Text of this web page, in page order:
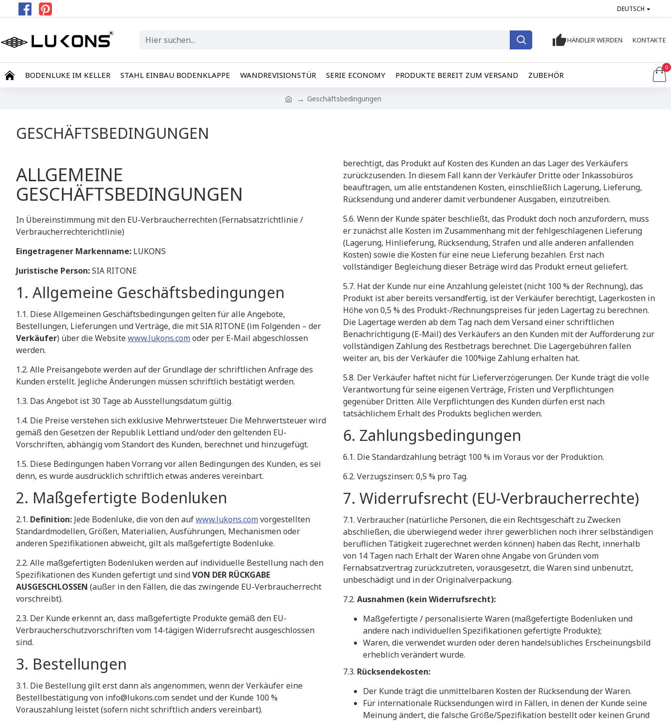
DEUTSCH
HÄNDLER WERDEN KONTAKTE
BODENLUKE IM KELLER STAHL EINBAU BODENKLAPPE WANDREVISIONSTÜR SERIE ECONOMY PRODUKTE BEREIT ZUM VERSAND ZUBEHÖR
0
Geschäftsbedingungen
GESCHÄFTSBEDINGUNGEN
​ALLGEMEINE
GESCHÄFTSBEDINGUNGEN
​In Übereinstimmung mit den EU-Verbraucherrechten (Fernabsatzrichtlinie /
Verbraucherrechterichtlinie)
Eingetragener Markenname: LUKONS
Juristische Person:SIA RITONE
​1. Allgemeine Geschäftsbedingungen
​1.1. Diese Allgemeinen Geschäftsbedingungen gelten für alle Angebote,
Bestellungen, Lieferungen und Verträge, die mit SIA RITONE (im Folgenden – der
Verkäufer) über die Websitewww.lukons.comoder per E-Mail abgeschlossen
werden.
​1.2. Alle Preisangebote werden auf der Grundlage der schriftlichen Anfrage des
Kunden erstellt. Jegliche Änderungen müssen schriftlich bestätigt werden.
​1.3. Das Angebot ist 30 Tage ab Ausstellungsdatum gültig.
​1.4. Die Preise verstehen sich exklusive Mehrwertsteuer. Die Mehrwertsteuer wird
gemäß den Gesetzen der Republik Lettland und/oder den geltenden EU-
Vorschriften, abhängig vom Standort des Kunden, berechnet und hinzugefügt.
​1.5. Diese Bedingungen haben Vorrang vor allen Bedingungen des Kunden, es sei
denn, es wurde ausdrücklich schriftlich etwas anderes vereinbart.
​2. Maßgefertigte Bodenluken
​2.1. Definition: Jede Bodenluke, die von den aufwww.lukons.comvorgestellten
Standardmodellen, Größen, Materialien, Ausführungen, Mechanismen oder
anderen Spezifikationen abweicht, gilt als maßgefertigte Bodenluke.
​2.2. Alle maßgefertigten Bodenluken werden auf individuelle Bestellung nach den
Spezifikationen des Kunden gefertigt und sindVON DER RÜCKGABE
AUSGESCHLOSSEN (außer in den Fällen, die das zwingende EU-Verbraucherrecht
vorschreibt).
​2.3. Der Kunde erkennt an, dass maßgefertigte Produkte gemäß den EU-
Verbraucherschutzvorschriften vom 14-tägigen Widerrufsrecht ausgeschlossen
sind.
​3. Bestellungen
​3.1. Die Bestellung gilt erst dann als angenommen, wenn der Verkäufer eine
Bestellbestätigung von info@lukons.com sendet und der Kunde 100 %
Vorauszahlung leistet (sofern nicht schriftlich anders vereinbart).
berechtigt, das Produkt auf Kosten des Kunden an das Lager des Verkäufers
zurückzusenden. In diesem Fall kann der Verkäufer Dritte oder Inkassobüros
beauftragen, um alle entstandenen Kosten, einschließlich Lagerung, Lieferung,
Rücksendung und anderer damit verbundener Ausgaben, einzutreiben.
​5.6. Wenn der Kunde später beschließt, das Produkt doch noch anzufordern, muss
er zunächst alle Kosten im Zusammenhang mit der fehlgeschlagenen Lieferung
(Lagerung, Hinlieferung, Rücksendung, Strafen und alle anderen anfallenden
Kosten) sowie die Kosten für eine neue Lieferung bezahlen. Erst nach
vollständiger Begleichung dieser Beträge wird das Produkt erneut geliefert.
​5.7. Hat der Kunde nur eine Anzahlung geleistet (nicht 100 % der Rechnung), das
Produkt ist aber bereits versandfertig, ist der Verkäufer berechtigt, Lagerkosten in
Höhe von 0,5 % des Produkt-/Rechnungspreises für jeden Lagertag zu berechnen.
Die Lagertage werden ab dem Tag nach dem Versand einer schriftlichen
Benachrichtigung (E-Mail) des Verkäufers an den Kunden mit der Aufforderung zur
vollständigen Zahlung des Restbetrags berechnet. Die Lagergebühren fallen
weiter an, bis der Verkäufer die 100%ige Zahlung erhalten hat.
​5.8. Der Verkäufer haftet nicht für Lieferverzögerungen. Der Kunde trägt die volle
Verantwortung für seine eigenen Verträge, Fristen und Verpflichtungen
gegenüber Dritten. Alle Verpflichtungen des Kunden dürfen erst nach
tatsächlichem Erhalt des Produkts beglichen werden.
​6. Zahlungsbedingungen
​6.1. Die Standardzahlung beträgt 100 % im Voraus vor der Produktion.
​6.2. Verzugszinsen: 0,5 % pro Tag.
​7. Widerrufsrecht (EU-Verbraucherrechte)
​7.1. Verbraucher (natürliche Personen, die ein Rechtsgeschäft zu Zwecken
abschließen, die überwiegend weder ihrer gewerblichen noch ihrer selbständigen
beruflichen Tätigkeit zugerechnet werden können) haben das Recht, innerhalb
von 14 Tagen nach Erhalt der Waren ohne Angabe von Gründen vom
Fernabsatzvertrag zurückzutreten, vorausgesetzt, die Waren sind unbenutzt,
unbeschädigt und in der Originalverpackung.
​7.2. Ausnahmen (kein Widerrufsrecht):
​Maßgefertigte / personalisierte Waren (maßgefertigte Bodenluken und
andere nach individuellen Spezifikationen gefertigte Produkte);
​Waren, die verwendet wurden oder deren handelsübliches Erscheinungsbild
erheblich verändert wurde.
​7.3. Rücksendekosten:
​Der Kunde trägt die unmittelbaren Kosten der Rücksendung der Waren.
​Für internationale Rücksendungen wird in Fällen, in denen der Kunde seine
Meinung ändert, die falsche Größe/Spezifikation bestellt oder keinen Grund